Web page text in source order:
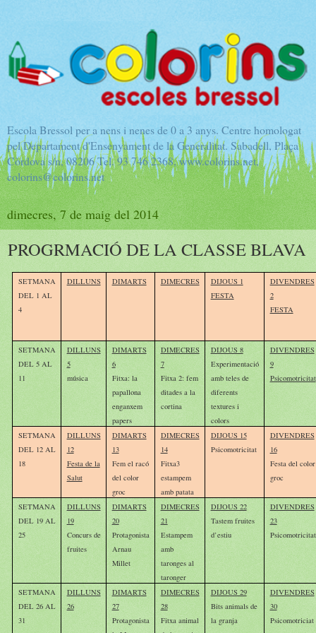
Escola Bressol per a nens i nenes de 0 a 3 anys. Centre homologat
pel Departament d'Ensenyament de la Generalitat. Sabadell, Plaça
Còrdova s/n, 08206 Tel. 93 746 2368, www.colorins.net,
colorins@colorins.net
dimecres, 7 de maig del 2014
PROGRMACIÓ DE LA CLASSE BLAVA
SETMANA
DEL 1 AL
4
DILLUNS DIMARTS DIMECRES
DIJOUS 1
FESTA
DIVENDRES
2
FESTA
SETMANA
DEL 5 AL
11
DILLUNS
5
música
DIMARTS
6
Fitxa: la
papallona
enganxem
papers
DIMECRES
7
Fitxa 2: fem
ditades a la
cortina
DIJOUS 8
Experimentació
amb teles de
diferents
textures i
colors
DIVENDRES
9
Psicomotricitat
SETMANA
DEL 12 AL
18
DILLUNS
12
Festa de la
Salut
DIMARTS
13
Fem el racó
del color
groc
DIMECRES
14
Fitxa3
estampem
amb patata
DIJOUS 15
Psicomotricitat
DIVENDRES
16
Festa del color
groc
SETMANA
DEL 19 AL
25
DILLUNS
19
Concurs de
fruites
DIMARTS
20
Protagonista
Arnau
Millet
DIMECRES
21
Estampem
amb
taronges al
taronger
DIJOUS 22
Tastem fruites
d’estiu
DIVENDRES
23
Psicomotricitat
SETMANA
DEL 26 AL
31
DILLUNS
26
DIMARTS
27
Protagonista
DIMECRES
28
Fitxa animal
DIJOUS 29
Bits animals de
la granja
DIVENDRES
30
Psicomotriciat